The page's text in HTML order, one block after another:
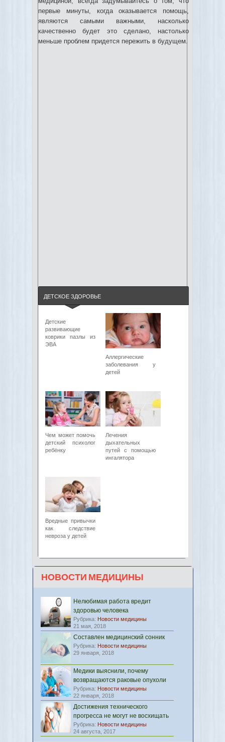
первые минуты, когда оказывается помощь,
являются самыми важными, насколько
качественно будет это сделано, настолько
меньше проблем придется пережить в будущем.
ДЕТСКОЕ ЗДОРОВЬЕ
Детские
развивающие
коврики пазлы из
ЭВА
Аллергические
заболевания у
детей
Чем может помочь
детский психолог
ребёнку
Лечения
дыхательных
путей с помощью
ингалятора
Вредные привычки
как следствие
невроза у детей
НОВОСТИ МЕДИЦИНЫ
Нелюбимая работа вредит
здоровью человека
Рубрика: Новости медицины
21 мая, 2018
Составлен медицинский сонник
Рубрика: Новости медицины
29 января, 2018
Медики выяснили, почему
возвращаются раковые опухоли
Рубрика: Новости медицины
22 января, 2018
Достижения технического
прогресса не могут не восхищать
Рубрика: Новости медицины
24 августа, 2017